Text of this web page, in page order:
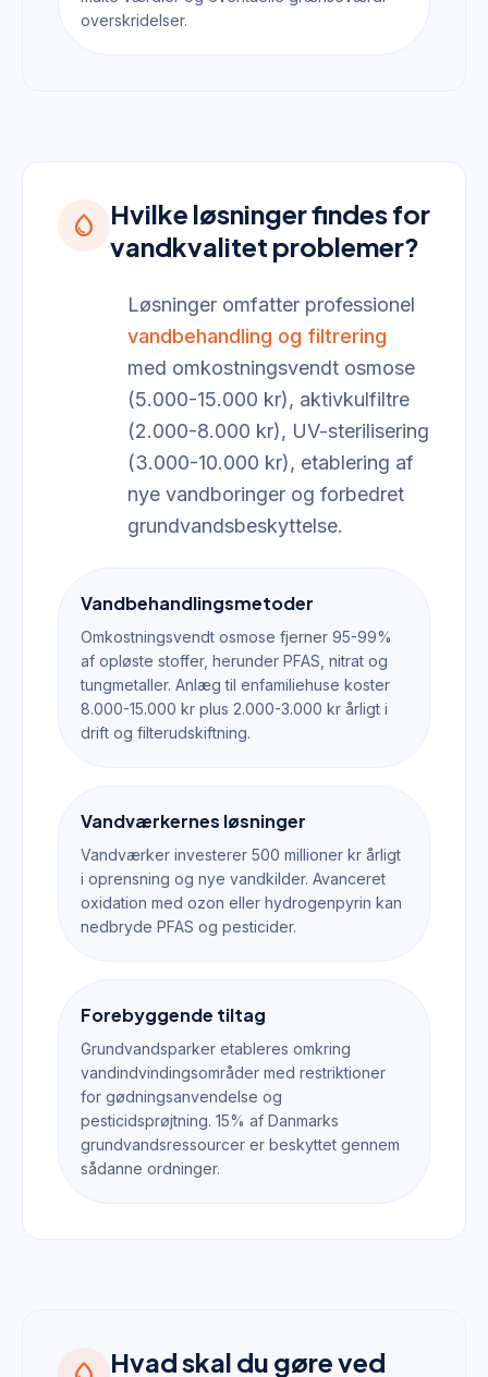
overskridelser.
water_drop
Hvilke løsninger findes for
vandkvalitet problemer?
Løsninger omfatter professionel
vandbehandling og filtrering
med omkostningsvendt osmose
(5.000-15.000 kr), aktivkulfiltre
(2.000-8.000 kr), UV-sterilisering
(3.000-10.000 kr), etablering af
nye vandboringer og forbedret
grundvandsbeskyttelse.
Vandbehandlingsmetoder
Omkostningsvendt osmose fjerner 95-99%
af opløste stoffer, herunder PFAS, nitrat og
tungmetaller. Anlæg til enfamiliehuse koster
8.000-15.000 kr plus 2.000-3.000 kr årligt i
drift og filterudskiftning.
Vandværkernes løsninger
Vandværker investerer 500 millioner kr årligt
i oprensning og nye vandkilder. Avanceret
oxidation med ozon eller hydrogenpyrin kan
nedbryde PFAS og pesticider.
Forebyggende tiltag
Grundvandsparker etableres omkring
vandindvindingsområder med restriktioner
for gødningsanvendelse og
pesticidsprøjtning. 15% af Danmarks
grundvandsressourcer er beskyttet gennem
sådanne ordninger.
Hvad skal du gøre ved